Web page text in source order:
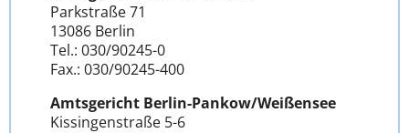
Parkstraße 71
13086 Berlin
Tel.: 030/90245-0
Fax.: 030/90245-400
Amtsgericht Berlin-Pankow/Weißensee
Kissingenstraße 5-6